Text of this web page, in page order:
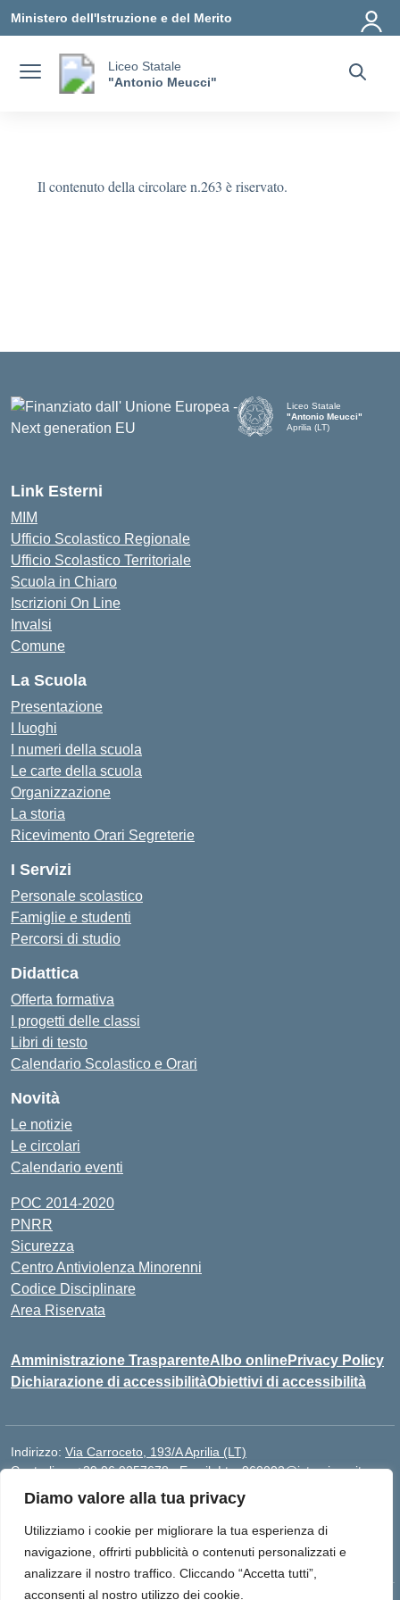
Diamo valore alla tua privacy
Utilizziamo i cookie per migliorare la tua esperienza di
navigazione, offrirti pubblicità o contenuti personalizzati e
analizzare il nostro traffico. Cliccando “Accetta tutti”,
acconsenti al nostro utilizzo dei cookie.
Ministero dell'Istruzione e del Merito
Liceo Statale
"Antonio Meucci"
Il contenuto della circolare n.263 è riservato.
Liceo Statale
"Antonio Meucci"
Aprilia (LT)
Link Esterni
MIM
Ufficio Scolastico Regionale
Ufficio Scolastico Territoriale
Scuola in Chiaro
Iscrizioni On Line
Invalsi
Comune
La Scuola
Presentazione
I luoghi
I numeri della scuola
Le carte della scuola
Organizzazione
La storia
Ricevimento Orari Segreterie
I Servizi
Personale scolastico
Famiglie e studenti
Percorsi di studio
Didattica
Offerta formativa
I progetti delle classi
Libri di testo
Calendario Scolastico e Orari
Novità
Le notizie
Le circolari
Calendario eventi
POC 2014-2020
PNRR
Sicurezza
Centro Antiviolenza Minorenni
Codice Disciplinare
Area Riservata
Amministrazione TrasparenteAlbo onlinePrivacy Policy
Dichiarazione di accessibilitàObiettivi di accessibilità
Indirizzo: Via Carroceto, 193/A Aprilia (LT)
Centralino:+39 06 9257678 Email:Ltps060002@istruzione.it
Posta elettronica certificata (PEC):Ltps060002@pec.istruzione.it
Codice meccanografico:
LTPS060002